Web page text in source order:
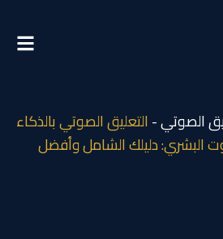
-التعليق الصوتي بالذكاء
دليلك الشامل وأفضل